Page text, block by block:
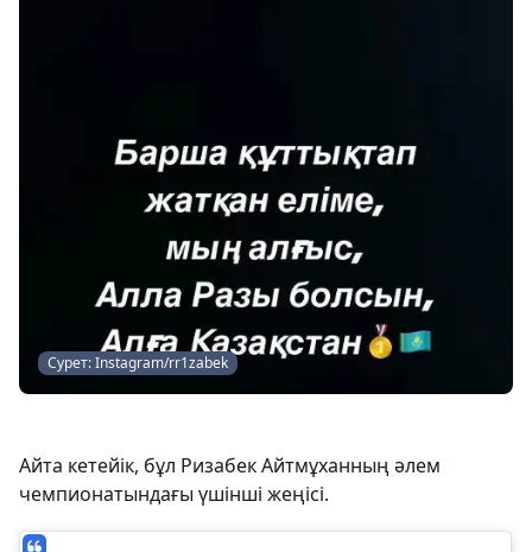
Сурет: Instagram/rr1zabek
Айта кетейік, бұл Ризабек Айтмұханның әлем
чемпионатындағы үшінші жеңісі.